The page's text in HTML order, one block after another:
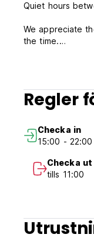
Quiet hours
We appreciate
the time.
We do not have 24
know your
result in delays
Regler
Checka in
15:00 - 22:00
Checka ut
tills 11:00